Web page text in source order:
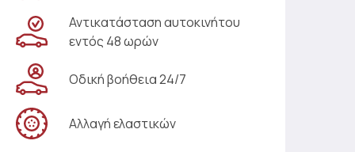
Αντικατάσταση αυτοκινήτου
εντός 48 ωρών
Οδική βοήθεια 24/7
Αλλαγή ελαστικών